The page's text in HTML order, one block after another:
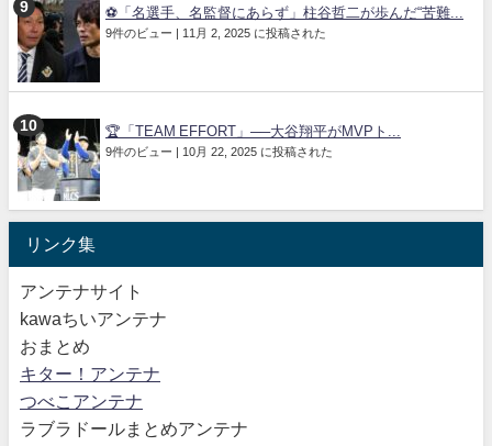
⚽「名選手、名監督にあらず」柱谷哲二が歩んだ“苦難...
9件のビュー 11月 2, 2025 に投稿された
🏆「TEAM EFFORT」──大谷翔平がMVPト...
9件のビュー 10月 22, 2025 に投稿された
リンク集
アンテナサイト
kawaちいアンテナ
おまとめ
キター！アンテナ
つべこアンテナ
ラブラドールまとめアンテナ